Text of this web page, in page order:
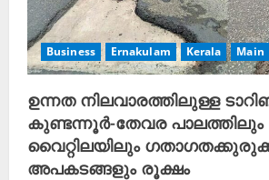
Business Ernakulam Kerala Main
ഉന്നത നിലവാരത്തിലുള്ള
കുണ്ടന്നൂർ-തേവര പാലത്തിലും
വൈറ്റിലയിലും
അപകടങ്ങളും രൂക്ഷം